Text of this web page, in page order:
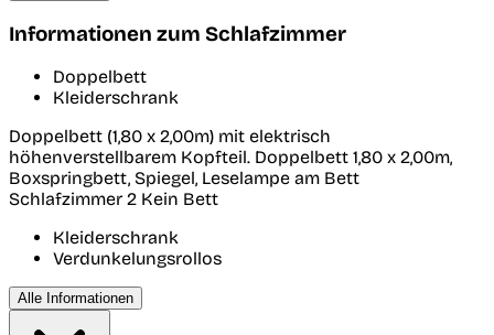
Informationen zum Schlafzimmer
Doppelbett
Kleiderschrank
Doppelbett (1,80 x 2,00m) mit elektrisch
höhenverstellbarem Kopfteil. Doppelbett 1,80 x 2,00m,
Boxspringbett, Spiegel, Leselampe am Bett
Schlafzimmer 2 Kein Bett
Kleiderschrank
Verdunkelungsrollos
Alle Informationen